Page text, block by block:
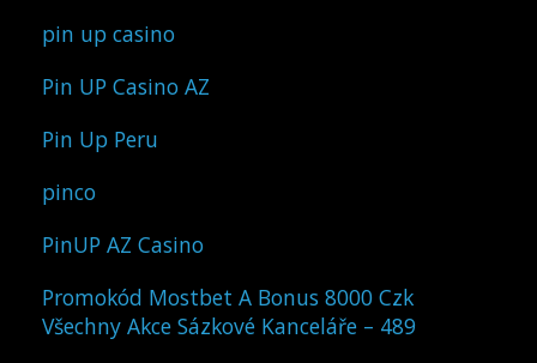
pin up casino
Pin UP Casino AZ
Pin Up Peru
pinco
PinUP AZ Casino
Promokód Mostbet A Bonus 8000 Czk
Všechny Akce Sázkové Kanceláře – 489